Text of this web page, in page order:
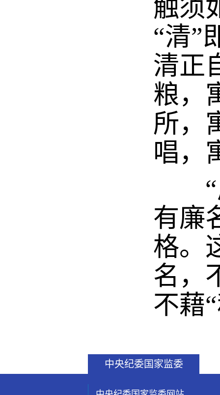
触须
“清”
清正
粮，
所，
唱，
“居
有廉
格。
名，
不藉
中央纪委国家监委